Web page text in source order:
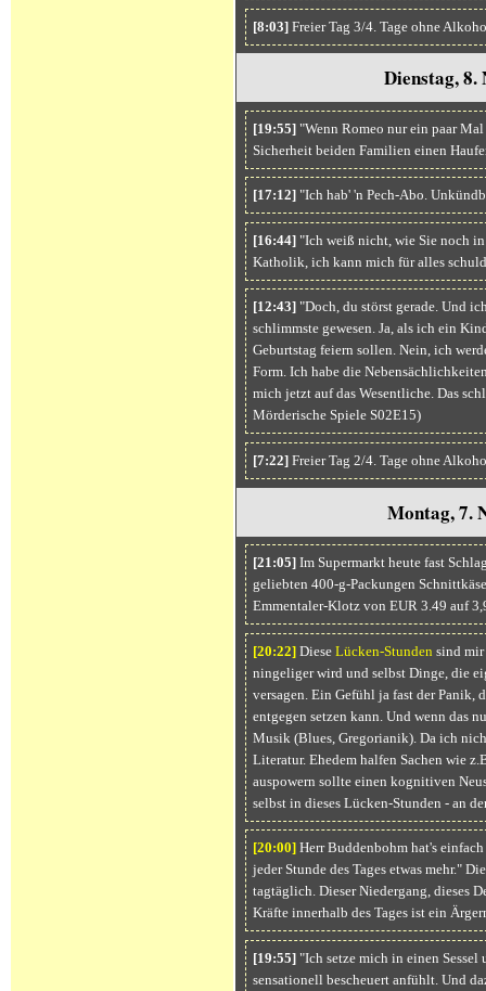
[8:03]Freier Tag 3/4. Tage ohne
Dienstag, 8.
[19:55]"Wenn Romeo nur ein paar
Sicherheit beiden Familien einen
[17:12]"Ich hab' 'n Pech-Abo.
[16:44]"Ich weiß nicht, wie Sie noch
Katholik, ich kann mich für alles
[12:43]"Doch, du störst gerade. Und
schlimmste gewesen. Ja, als ich ein
Geburtstag feiern sollen. Nein, ich
Form. Ich habe die
mich jetzt auf das Wesentliche. Das
Mörderische Spiele S02E15)
[7:22]Freier Tag 2/4. Tage ohne
Montag, 7.
[21:05]Im Supermarkt heute fast
geliebten 400-g-Packungen
Emmentaler-Klotz von EUR 3.49 auf
[20:22]Diese Lücken-Stunden sind mir
ningeliger wird und selbst Dinge, die
versagen. Ein Gefühl ja fast der Panik,
entgegen setzen kann. Und wenn das
Musik (Blues, Gregorianik). Da ich
Literatur. Ehedem halfen Sachen wie
auspowern sollte einen kognitiven
selbst in dieses Lücken-Stunden - an
[20:00]Herr Buddenbohm hat's
jeder Stunde des Tages etwas mehr."
tagtäglich. Dieser Niedergang, dieses
Kräfte innerhalb des Tages ist ein
[19:55]"Ich setze mich in einen Sessel
sensationell bescheuert anfühlt. Und